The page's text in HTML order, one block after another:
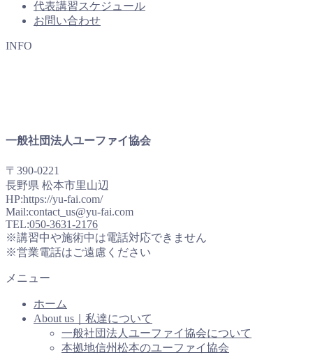
代表講習スケジュール
お問い合わせ
INFO
一般社団法人ユーファイ協会
〒390-0221
長野県 松本市里山辺
HP:https://yu-fai.com/
Mail:contact_us@yu-fai.com
TEL:050-3631-2176
※講習中や施術中は電話対応できません
※営業電話はご遠慮ください
メニュー
ホーム
About us｜私達について
一般社団法人ユーファイ協会について
本拠地信州松本のユーファイ協会